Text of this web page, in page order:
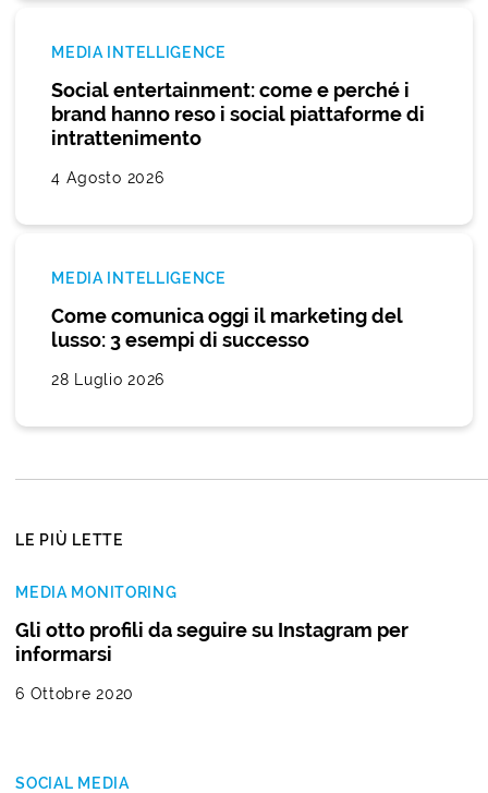
MEDIA INTELLIGENCE
Social entertainment: come e perché i
brand hanno reso i social piattaforme di
intrattenimento
4 Agosto 2026
MEDIA INTELLIGENCE
Come comunica oggi il marketing del
lusso: 3 esempi di successo
28 Luglio 2026
LE PIÙ LETTE
MEDIA MONITORING
Gli otto profili da seguire su Instagram per
informarsi
6 Ottobre 2020
SOCIAL MEDIA